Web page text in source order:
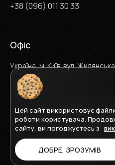
+38 (096) 011 30 33
Офіс
Україна, м. Київ. вул.
Карта сайту
Політика
2026 ©
Цей сайт використовує
роботи користувача.
сайту, ви погоджуєтесь з
ДОБРЕ, ЗРОЗУМІВ